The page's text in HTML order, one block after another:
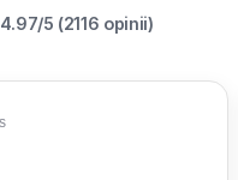
4.97/5 (2116 opinii)